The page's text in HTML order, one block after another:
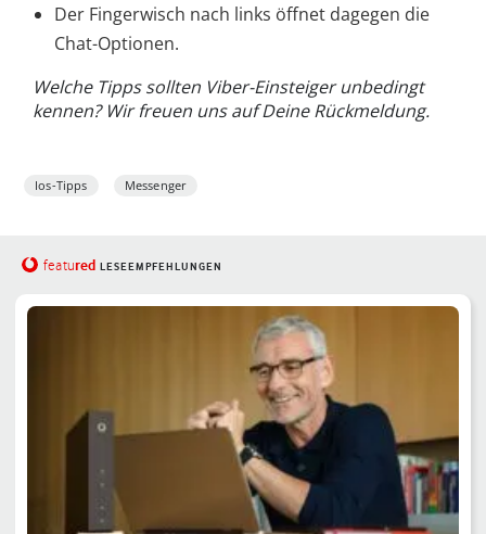
Der Fingerwisch nach links öffnet dagegen die
Chat-Optionen.
Welche Tipps sollten Viber-Einsteiger unbedingt
kennen? Wir freuen uns auf Deine Rückmeldung.
Ios-Tipps Messenger
featured LESEEMPFEHLUNGEN